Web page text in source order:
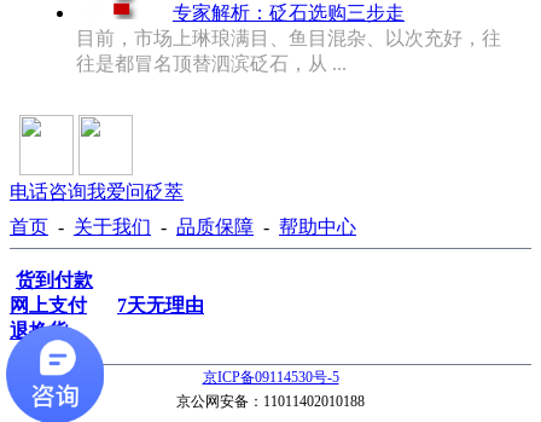
专家解析：砭石选购三步走
目前，市场上琳琅满目、鱼目混杂、以次充好，往
往是都冒名顶替泗滨砭石，从 ...
电话咨询我爱问砭萃
首页 - 关于我们 - 品质保障 - 帮助中心
货到付款
网上支付
7天无理由
退换货
京ICP备09114530号-5
京公网安备：11011402010188